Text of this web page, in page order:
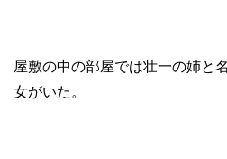
屋敷の中の部屋では壮一の姉と
女がいた。